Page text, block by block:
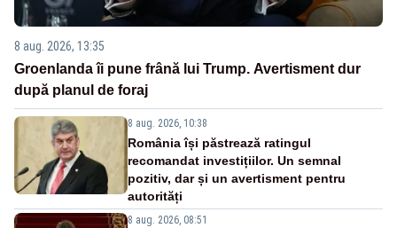
8 aug. 2026, 13:35
Groenlanda îi pune frână lui Trump. Avertisment dur
după planul de foraj
8 aug. 2026, 10:38
România își păstrează ratingul
recomandat investițiilor. Un semnal
pozitiv, dar și un avertisment pentru
autorități
8 aug. 2026, 08:51